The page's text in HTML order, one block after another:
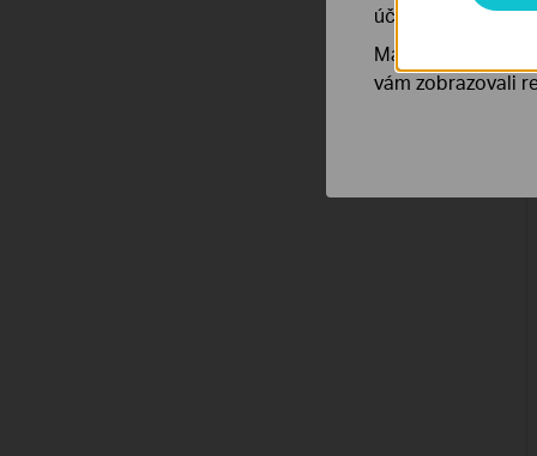
účelem zlepšení
Marketingové
vám zobrazovali